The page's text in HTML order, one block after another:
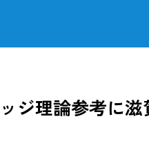
ジ理論参考に滋